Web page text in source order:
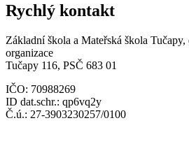
Rychlý kontakt
Základní škola a Mateřská škola
organizace
Tučapy 116, PSČ 683 01
IČO: 70988269
ID dat.schr.: qp6vq2y
Č.ú.: 27-3903230257/0100